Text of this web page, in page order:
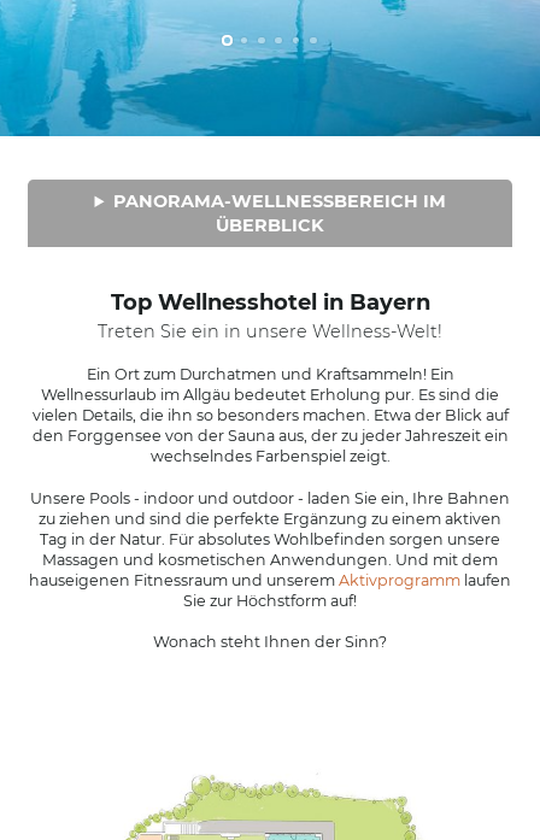
PANORAMA-WELLNESSBEREICH IM
ÜBERBLICK
Top Wellnesshotel in Bayern
Treten Sie ein in unsere Wellness-Welt!
Ein Ort zum Durchatmen und Kraftsammeln! Ein
Wellnessurlaub im Allgäu bedeutet Erholung pur. Es sind die
vielen Details, die ihn so besonders machen. Etwa der Blick auf
den Forggensee von der Sauna aus, der zu jeder Jahreszeit ein
wechselndes Farbenspiel zeigt.
Unsere Pools - indoor und outdoor - laden Sie ein, Ihre Bahnen
zu ziehen und sind die perfekte Ergänzung zu einem aktiven
Tag in der Natur. Für absolutes Wohlbefinden sorgen unsere
Massagen und kosmetischen Anwendungen. Und mit dem
hauseigenen Fitnessraum und unserem Aktivprogramm laufen
Sie zur Höchstform auf!
Wonach steht Ihnen der Sinn?